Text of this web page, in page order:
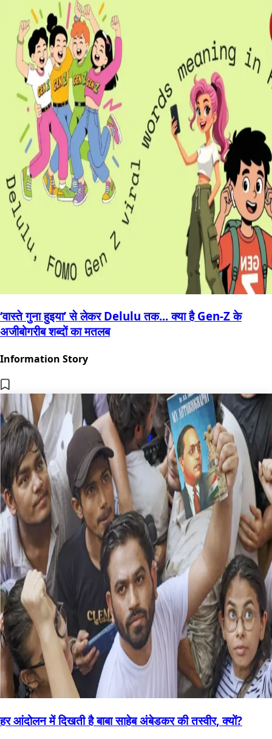
‘वास्ते गुना हुइया’ से लेकर Delulu तक... क्या है Gen-Z के
अजीबोगरीब शब्दों का मतलब
Information Story
हर आंदोलन में दिखती है बाबा साहेब अंबेडकर की तस्वीर, क्यों?